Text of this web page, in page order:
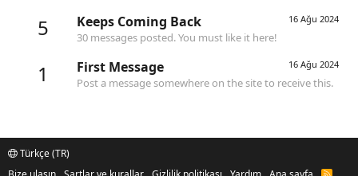
5 16 Ağu 2024
Keeps Coming Back
30 messages posted. You must like it here!
1 16 Ağu 2024
First Message
Post a message somewhere on the site to receive this.
Türkçe (TR)
R